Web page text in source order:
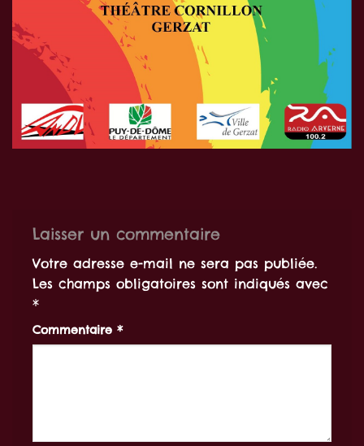
Laisser un commentaire
Votre adresse e-mail ne sera pas publiée.
Les champs obligatoires sont indiqués avec
*
Commentaire *